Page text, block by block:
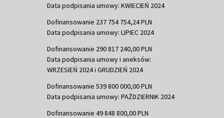
Data podpisania umowy: KWIECIEŃ 2024
Dofinansowanie 237 754 754,24 PLN
Data podpisania umowy: LIPIEC 2024
Dofinansowanie 290 817 240,00 PLN
Data podpisania umowy i aneksów:
WRZESIEŃ 2024 i GRUDZIEŃ 2024
Dofinansowanie 539 800 000,00 PLN
Data podpisania umowy: PAŹDZIERNIK 2024
Dofinansowanie 49 848 800,00 PLN